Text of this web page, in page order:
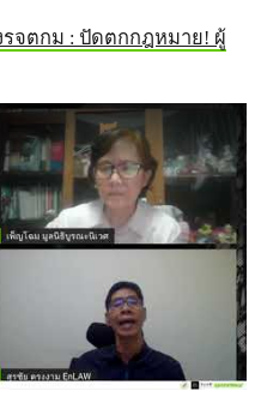
รจตกม : ปัดตกกฎหมาย! ผู้